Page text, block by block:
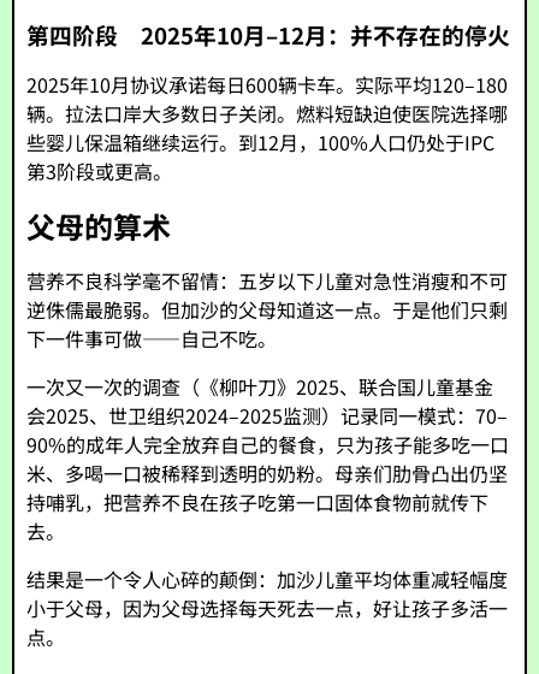
第四阶段 2025年10月–12月：并不存在的停火
2025年10月协议承诺每日600辆卡车。实际平均120–180
辆。拉法口岸大多数日子关闭。燃料短缺迫使医院选择哪
些婴儿保温箱继续运行。到12月，100%人口仍处于IPC
第3阶段或更高。
父母的算术
营养不良科学毫不留情：五岁以下儿童对急性消瘦和不可
逆侏儒最脆弱。但加沙的父母知道这一点。于是他们只剩
下一件事可做——自己不吃。
一次又一次的调查（《柳叶刀》2025、联合国儿童基金
会2025、世卫组织2024–2025监测）记录同一模式：70–
90%的成年人完全放弃自己的餐食，只为孩子能多吃一口
米、多喝一口被稀释到透明的奶粉。母亲们肋骨凸出仍坚
持哺乳，把营养不良在孩子吃第一口固体食物前就传下
去。
结果是一个令人心碎的颠倒：加沙儿童平均体重减轻幅度
小于父母，因为父母选择每天死去一点，好让孩子多活一
点。